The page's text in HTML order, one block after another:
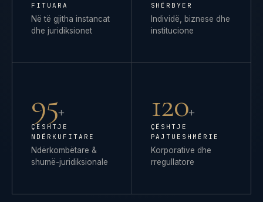
FITUARA
Në të gjitha instancat
dhe juridiksionet
SHËRBYER
Individë, biznese dhe
institucione
95+
ÇËSHTJE
NDËRKUFITARE
Ndërkombëtare &
shumë-juridiksionale
120+
ÇËSHTJE
PAJTUESHMËRIE
Korporative dhe
rregullatore